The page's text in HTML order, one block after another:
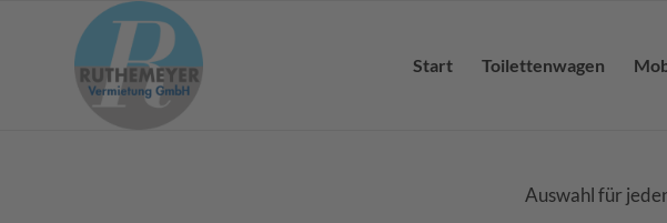
Start Toilettenwagen
Auswahl für